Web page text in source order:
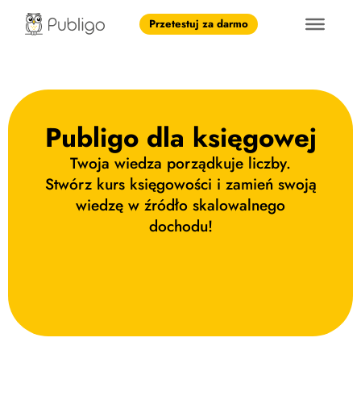
Przetestuj za darmo
Publigo dla księgowej
Twoja wiedza porządkuje liczby.
Stwórz kurs księgowości i zamień swoją
wiedzę w źródło skalowalnego
dochodu!